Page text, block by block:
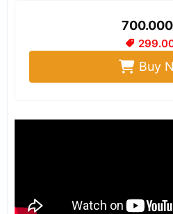
Buy